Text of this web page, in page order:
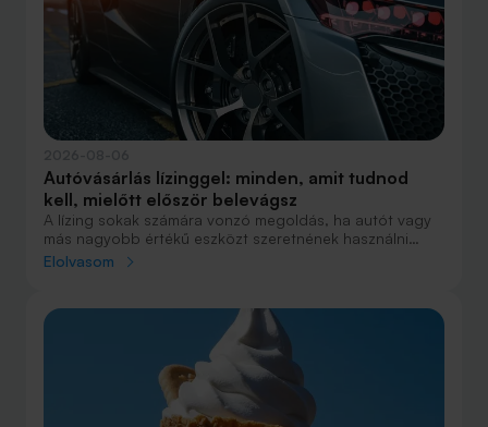
Autóvásárlás lízinggel: minden, amit tudnod
kell, mielőtt először belevágsz
A lízing sokak számára vonzó megoldás, ha autót vagy
más nagyobb értékű eszközt szeretnének használni
anélkül, hogy azt egy összegben ki kellene fizetniük.
fogalmak közül, amelyekkel biztosan találkozol.
Elolvasom